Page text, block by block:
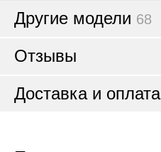
Другие модели 68
Отзывы
Доставка и оплата